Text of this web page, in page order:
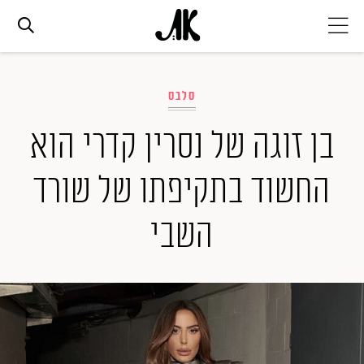
אופנה
ביוטי
סלבס
ערוצים נוספים
המגזין
סלבס
בן זוגה של נסרין קדרי הוא
החשוד בתקיפתו של שורד
השבי